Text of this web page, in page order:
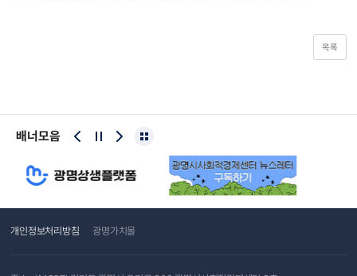
목록
배너모음
개인정보처리방침 광명가치몰